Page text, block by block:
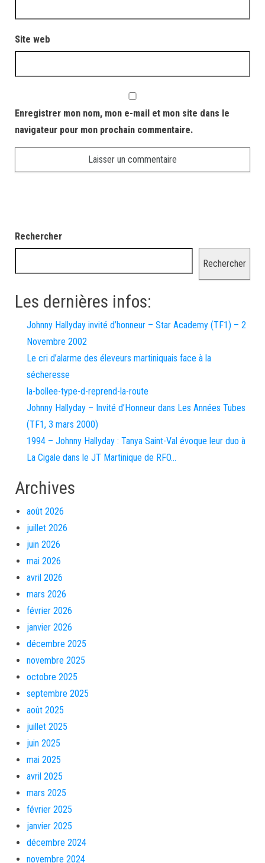
Site web
Enregistrer mon nom, mon e-mail et mon site dans le
navigateur pour mon prochain commentaire.
Rechercher
Rechercher
Les dernières infos:
Johnny Hallyday invité d’honneur – Star Academy (TF1) – 2
Novembre 2002
Le cri d’alarme des éleveurs martiniquais face à la
sécheresse
la-bollee-type-d-reprend-la-route
Johnny Hallyday – Invité d’Honneur dans Les Années Tubes
(TF1, 3 mars 2000)
1994 – Johnny Hallyday : Tanya Saint-Val évoque leur duo à
La Cigale dans le JT Martinique de RFO…
Archives
août 2026
juillet 2026
juin 2026
mai 2026
avril 2026
mars 2026
février 2026
janvier 2026
décembre 2025
novembre 2025
octobre 2025
septembre 2025
août 2025
juillet 2025
juin 2025
mai 2025
avril 2025
mars 2025
février 2025
janvier 2025
décembre 2024
novembre 2024